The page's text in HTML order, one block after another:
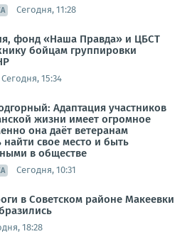
Сегодня, 11:28
фонд «Наша Правда» и ЦБСТ
бойцам группировки
Сегодня, 15:34
Адаптация участников
жизни имеет огромное
она даёт ветеранам
найти свое место и быть
в обществе
Сегодня, 10:31
в Советском районе Макеевки
18:28